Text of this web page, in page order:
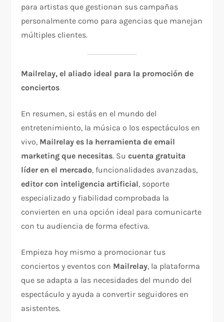
para artistas que gestionan sus campañas
personalmente como para agencias que manejan
múltiples clientes.
Mailrelay, el aliado ideal para la promoción de
conciertos
En resumen, si estás en el mundo del
entretenimiento, la música o los espectáculos en
vivo, Mailrelay es la herramienta de email
marketing que necesitas. Sucuenta gratuita
líder en el mercado, funcionalidades avanzadas,
editor con inteligencia artificial, soporte
especializado y fiabilidad comprobada la
convierten en una opción ideal para comunicarte
con tu audiencia de forma efectiva.
Empieza hoy mismo a promocionar tus
conciertos y eventos con Mailrelay, la plataforma
que se adapta a las necesidades del mundo del
espectáculo y ayuda a convertir seguidores en
asistentes.